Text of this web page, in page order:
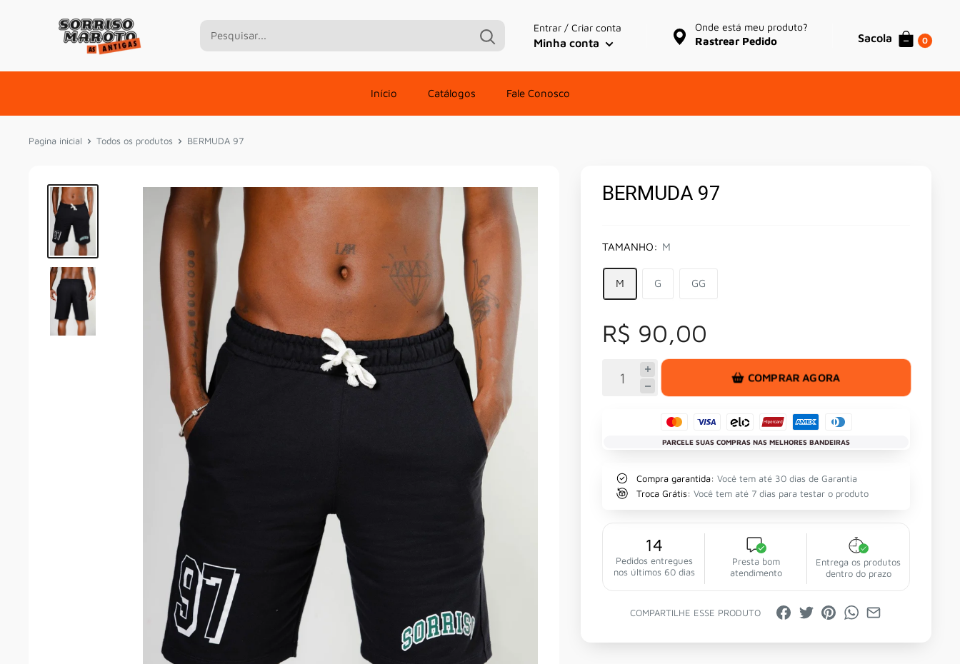
Entrar / Criar conta
Minha conta
Onde está meu produto?
Rastrear Pedido
Sacola 0
Início Catálogos Fale Conosco
Pagina inicial Todos os produtos BERMUDA 97
BERMUDA 97
TAMANHO: M
M G GG
R$ 90,00
COMPRAR AGORA
PARCELE SUAS COMPRAS NAS MELHORES BANDEIRAS
Compra garantida: Você tem até 30 dias de Garantia
Troca Grátis: Você tem até 7 dias para testar o produto
14
Pedidos entregues
nos últimos 60 dias
Presta bom
atendimento
Entrega os produtos
dentro do prazo
COMPARTILHE ESSE PRODUTO